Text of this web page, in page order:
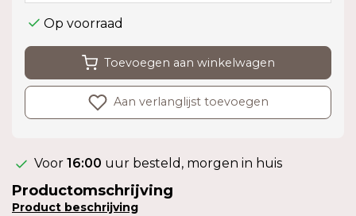
Op voorraad
Toevoegen aan winkelwagen
Aan verlanglijst toevoegen
Voor 16:00 uur besteld, morgen in huis
Productomschrijving
Product beschrijving